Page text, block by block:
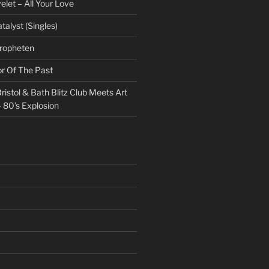
– All Your Love
(Singles)
Of The Past
& Bath Blitz Club Meets Art
Explosion